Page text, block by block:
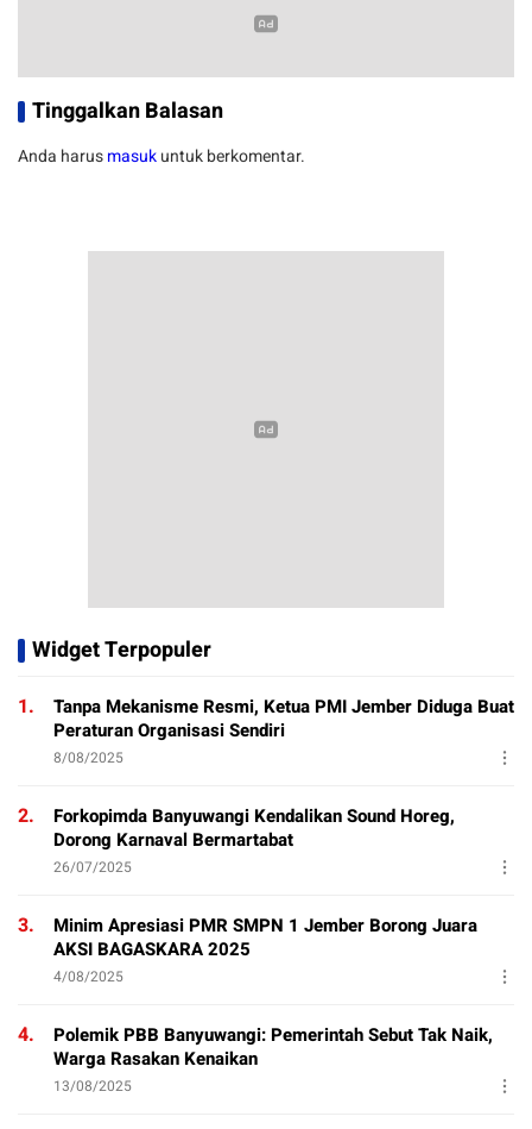
Tinggalkan Balasan
Anda harusmasukuntuk berkomentar.
Widget Terpopuler
1.
Tanpa Mekanisme Resmi, Ketua PMI Jember Diduga Buat
Peraturan Organisasi Sendiri
8/08/2025
2.
Forkopimda Banyuwangi Kendalikan Sound Horeg,
Dorong Karnaval Bermartabat
26/07/2025
3.
Minim Apresiasi PMR SMPN 1 Jember Borong Juara
AKSI BAGASKARA 2025
4/08/2025
4.
Polemik PBB Banyuwangi: Pemerintah Sebut Tak Naik,
Warga Rasakan Kenaikan
13/08/2025